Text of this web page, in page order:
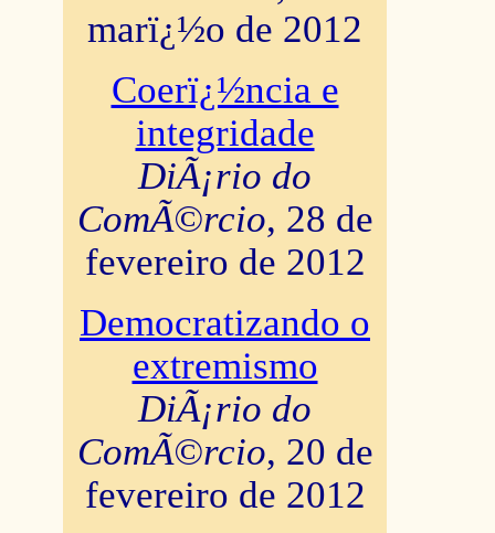
marï¿½o de 2012
Coerï¿½ncia e
integridade
DiÃ¡rio do
ComÃ©rcio, 28 de
fevereiro de 2012
Democratizando o
extremismo
DiÃ¡rio do
ComÃ©rcio, 20 de
fevereiro de 2012